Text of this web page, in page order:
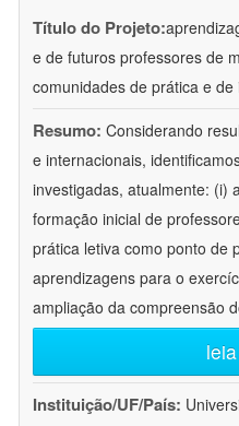
Título do Projeto:
e de futuros professores de
comunidades de prática e de
Resumo: Considerando
e internacionais,
investigadas, atualmente: (i)
formação inicial de
prática letiva como ponto de
aprendizagens para o
ampliação da compreensão
Instituição/UF/País: